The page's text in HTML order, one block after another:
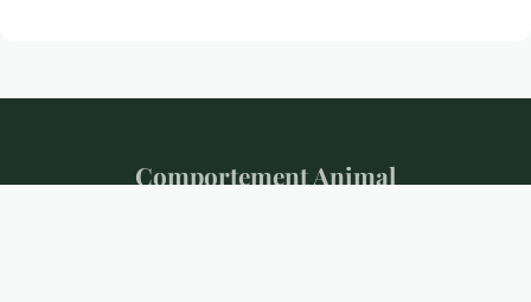
Comportement Animal